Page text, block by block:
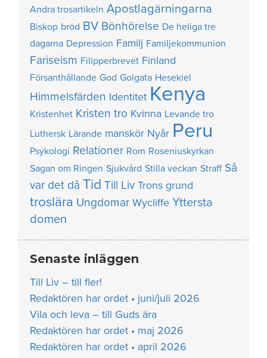
Andra trosartikeln Apostlagärningarna
Biskop bröd BV Bönhörelse De heliga tre
dagarna Depression Familj Familjekommunion
Fariseism Filipperbrevet Finland
Försanthållande God Golgata Hesekiel
Himmelsfärden Identitet Kenya
Kristenhet Kristen tro Kvinna Levande tro
Luthersk Lärande manskör Nyår Peru
Psykologi Relationer Rom Roseniuskyrkan
Sagan om Ringen Sjukvård Stilla veckan Straff Så
var det då Tid Till Liv Trons grund
troslära Ungdomar Wycliffe Yttersta
domen
Senaste inläggen
Till Liv – till fler!
Redaktören har ordet • juni/juli 2026
Vila och leva – till Guds ära
Redaktören har ordet • maj 2026
Redaktören har ordet • april 2026